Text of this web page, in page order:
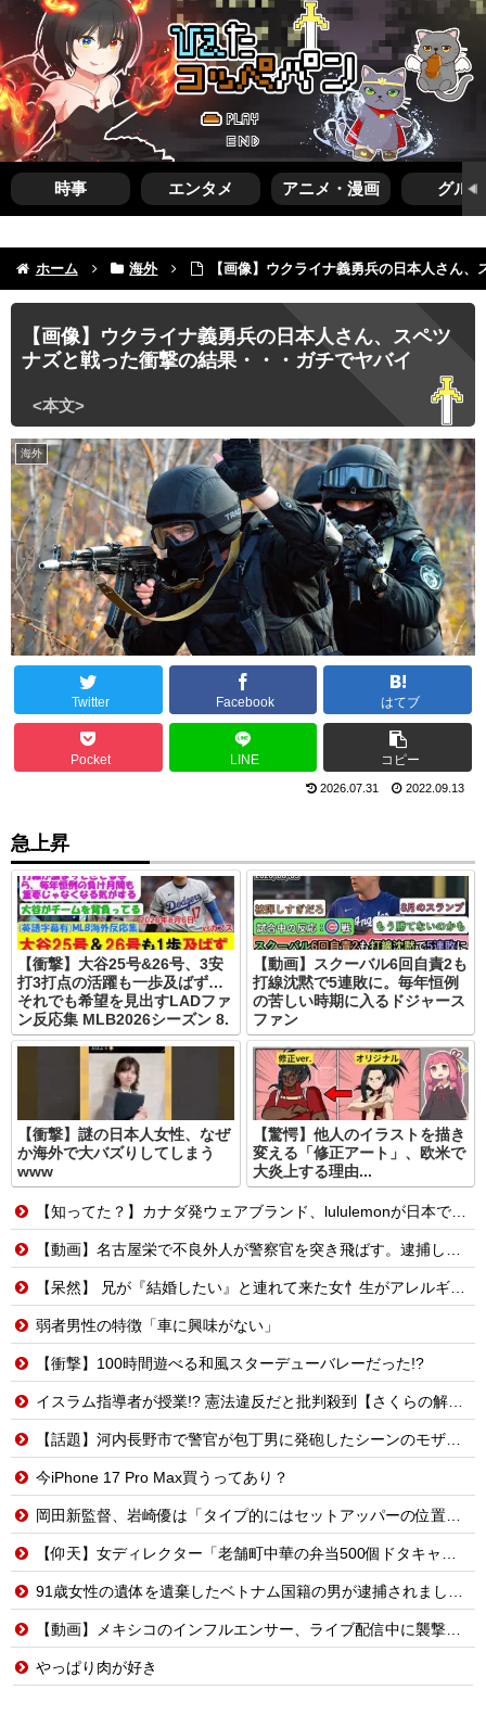
時事 エンタメ アニメ・漫画 グルメ
ホーム 海外 【画像】ウクライナ義勇兵の日本人さん
【画像】ウクライナ義勇兵の日本人さん、スペツ
ナズと戦った衝撃の結果・・・ガチでヤバイ
海外
Twitter Facebook はてブ
Pocket LINE コピー
2026.07.31 2022.09.13
急上昇
【衝撃】大谷25号&26号、3安
打3打点の活躍も一歩及ばず…
それでも希望を見出すLADファ
ン反応集 MLB2026シーズン 8.
【動画】スクーバル6回自責2も
打線沈黙で5連敗に。毎年恒例
の苦しい時期に入るドジャース
ファン
【衝撃】謎の日本人女性、なぜ
か海外で大バズりしてしまう
www
【驚愕】他人のイラストを描き
変える「修正アート」、欧米で
大炎上する理由...
【知ってた？】カナダ発ウェアブランド、lululemonが日本でオープン→店名は日本差別からできた？
【動画】名古屋栄で不良外人が警察官を突き飛ばす。逮捕しろやｗｗｗ
【呆然】 兄が『結婚したい』と連れて来た女忄生がアレルギー持ちだった。両親は難色を示したが兄は結婚し実家とは疎遠状態に。その後、兄夫婦に子供が2人生まれたが...
弱者男性の特徴「車に興味がない」
【衝撃】100時間遊べる和風スターデューバレーだった!?
イスラム指導者が授業!? 憲法違反だと批判殺到【さくらの解説】
【話題】河内長野市で警官が包丁男に発砲したシーンのモザ無し映像が公開される。
今iPhone 17 Pro Max買うってあり？
岡田新監督、岩崎優は「タイプ的にはセットアッパーの位置が一番合うてる」←おーん
【仰天】女ディレクター「老舗町中華の弁当500個ドタキャンw賠償ルールないから無罪でーすw」→常連の俺が電話一本で「全員招集」した結果、店前に高級車の列がw
91歳女性の遺体を遺棄したベトナム国籍の男が逮捕されました #移民 #外国人
【動画】メキシコのインフルエンサー、ライブ配信中に襲撃されて死亡。
やっぱり肉が好き